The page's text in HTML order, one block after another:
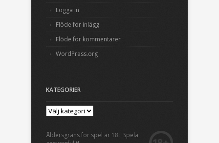
Logga in
Flöde för inlägg
Flöde för kommentarer
WordPress.org
KATEGORIER
Åldersgräns för spel är 18+ Spela